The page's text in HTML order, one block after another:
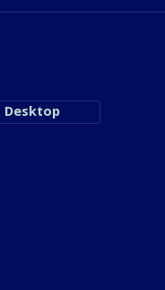
Desktop